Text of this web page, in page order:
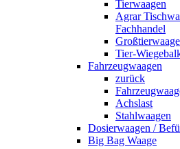
Tierwaagen
Agrar
Fachhandel
Tier-
Fahrzeugwaagen
zurück
Achslast
Stahlwaagen
Dosierwaagen /
Big Bag Waage